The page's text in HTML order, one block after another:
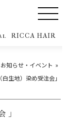
RICCA HAIR
お知らせ・イベント
白生地）染め受注会」
」